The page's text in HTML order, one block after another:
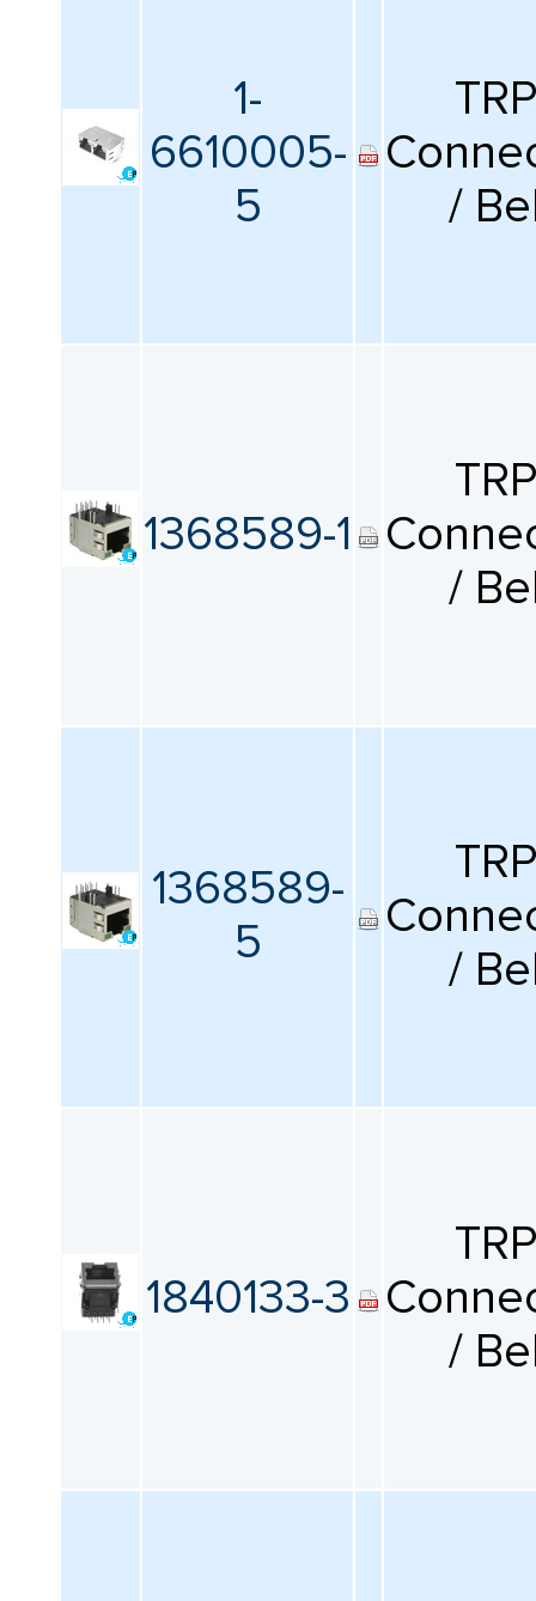
1-
6610005-
5
TRP
/
1368589-1
TRP
/
1368589-
5
TRP
/
1840133-3
TRP
/